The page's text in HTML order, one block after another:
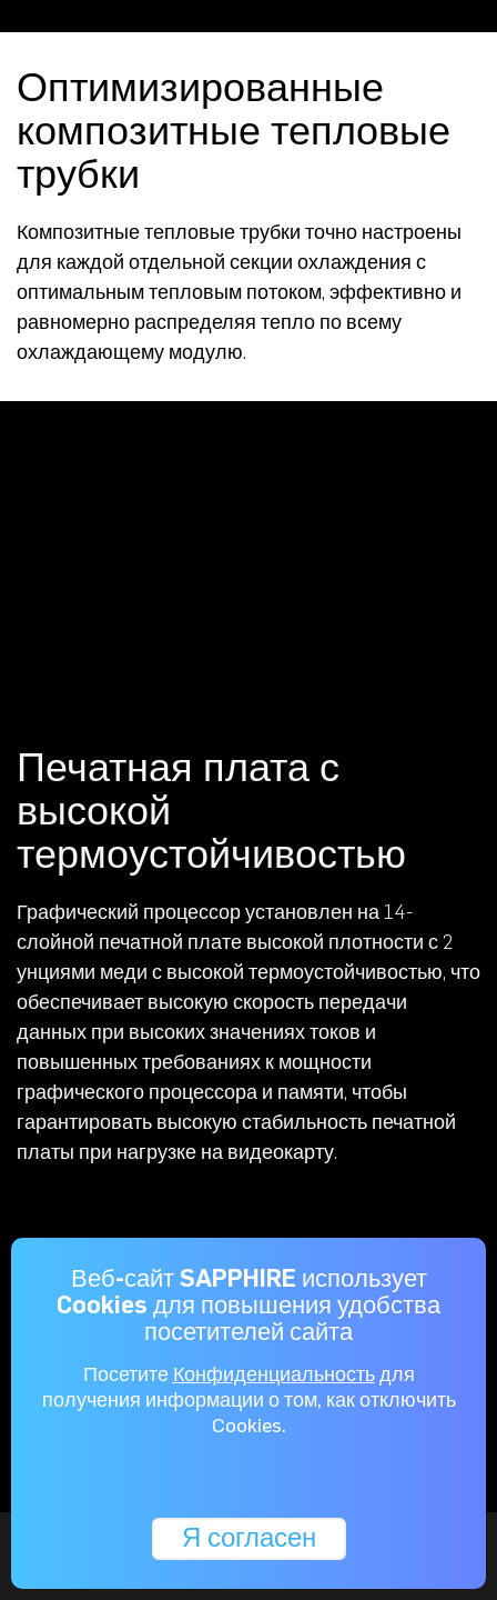
Веб-сайт SAPPHIRE использует
Cookies для повышения удобства
посетителей сайта
Посетите Конфиденциальностьдля
получения информации о том, как отключить
Cookies.
Я согласен
Оптимизированные
композитные тепловые
трубки
Композитные тепловые трубки точно настроены
для каждой отдельной секции охлаждения с
оптимальным тепловым потоком, эффективно и
равномерно распределяя тепло по всему
охлаждающему модулю.
Печатная плата с
высокой
термоустойчивостью
Графический процессор установлен на 14-
слойной печатной плате высокой плотности с 2
унциями меди с высокой термоустойчивостью, что
обеспечивает высокую скорость передачи
данных при высоких значениях токов и
повышенных требованиях к мощности
графического процессора и памяти, чтобы
гарантировать высокую стабильность печатной
платы при нагрузке на видеокарту.
Металлическая